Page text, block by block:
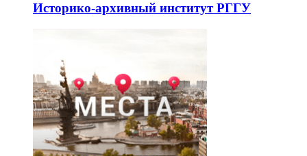
Историко-архивный институт РГГУ